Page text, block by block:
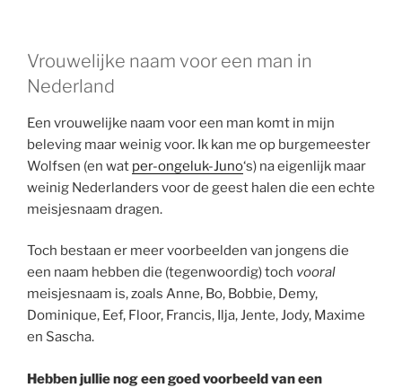
Vrouwelijke naam voor een man in
Nederland
Een vrouwelijke naam voor een man komt in mijn
beleving maar weinig voor. Ik kan me op burgemeester
Wolfsen (en wat per-ongeluk-Juno‘s) na eigenlijk maar
weinig Nederlanders voor de geest halen die een echte
meisjesnaam dragen.
Toch bestaan er meer voorbeelden van jongens die
een naam hebben die (tegenwoordig) toch vooral
meisjesnaam is, zoals Anne, Bo, Bobbie, Demy,
Dominique, Eef, Floor, Francis, Ilja, Jente, Jody, Maxime
en Sascha.
Hebben jullie nog een goed voorbeeld van een